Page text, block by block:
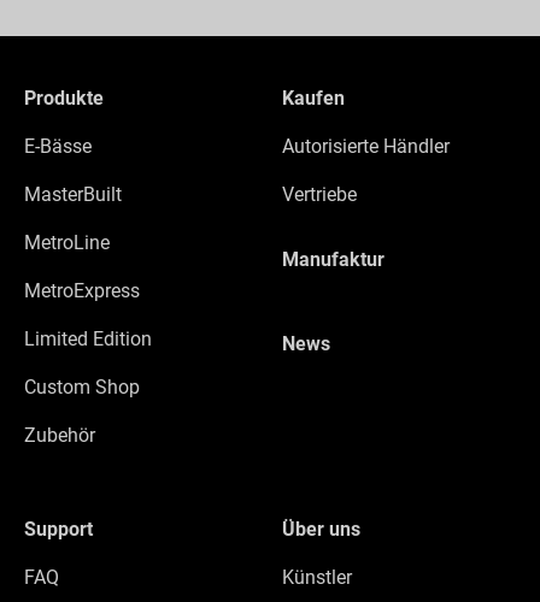
Produkte
E-Bässe
MasterBuilt
MetroLine
MetroExpress
Limited Edition
Custom Shop
Zubehör
Kaufen
Autorisierte Händler
Vertriebe
Manufaktur
News
Support
FAQ
Über uns
Künstler